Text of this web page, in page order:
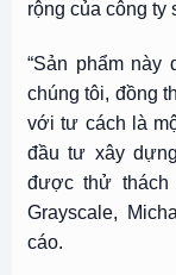
rộng của công ty
“Sản phẩm
chúng tôi, đồng
với tư cách là
đầu tư xây
được thử thách
Grayscale,
cáo.